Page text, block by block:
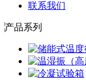
联系我们
产品系列